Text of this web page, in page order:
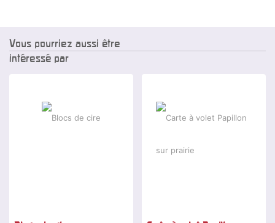
Vous pourriez aussi être
intéressé par